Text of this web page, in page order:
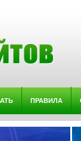
ПРАВИЛА